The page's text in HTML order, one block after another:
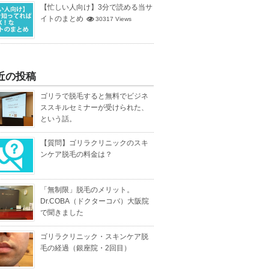
【忙しい人向け】3分で読める当サ
イトのまとめ
30317 Views
の投稿
ゴリラで脱毛すると無料でビジネ
ススキルセミナーが受けられた、
という話。
【質問】ゴリラクリニックのスキ
ンケア脱毛の料金は？
「無制限」脱毛のメリット。
Dr.COBA（ドクターコバ）大阪院
で聞きました
ゴリラクリニック・スキンケア脱
毛の経過（銀座院・2回目）